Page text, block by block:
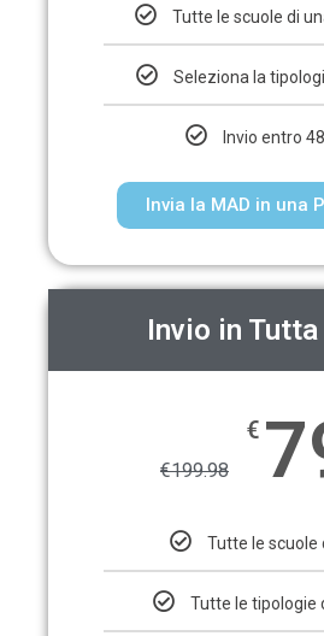
Tutte le scuole di
Seleziona la
Invio entro
Invia la MAD in una
Invio in
€199.98
€
Tutte le scuole
Tutte le tipologie